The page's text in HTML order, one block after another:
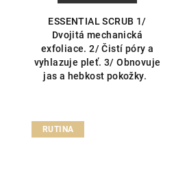
z
5
hvězdiček.
ESSENTIAL SCRUB 1/
Dvojitá mechanická
exfoliace. 2/ Čistí póry a
vyhlazuje pleť. 3/ Obnovuje
jas a hebkost pokožky.
RUTINA